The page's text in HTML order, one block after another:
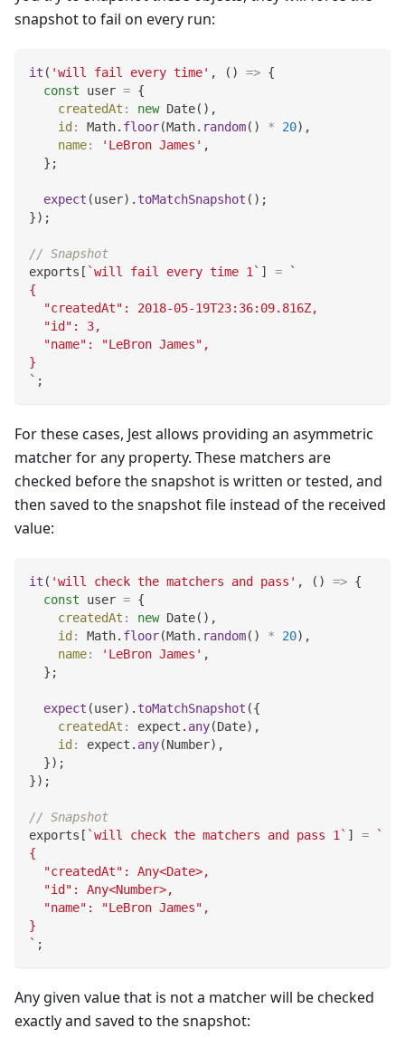
snapshot to fail on every run:
it ( 'will fail every time' , ( ) => {
const user = {
createdAt : new Date( ) ,
id : Math. floor(Math. random( ) * 20) ,
name: 'LeBron James' ,
} ;
expect (user) . toMatchSnapshot ( ) ;
}) ;
// Snapshot
exports [ `will fail every time 1 ` ] =
`
{
  "createdAt": 2018-05-19T23:36:09.816Z,
  "id": 3,
  "name": "LeBron James",
}
` ;
For these cases, Jest allows providing an asymmetric
matcher for any property. These matchers are
checked before the snapshot is written or tested, and
then saved to the snapshot file instead of the received
value:
it ( 'will check the matchers and pass' , ( ) => {
const user = {
createdAt : new Date( ) ,
id : Math. floor(Math. random( ) * 20) ,
name: 'LeBron James' ,
} ;
expect (user) . toMatchSnapshot ({
createdAt : expect . any(Date) ,
id : expect . any(Number) ,
}) ;
}) ;
// Snapshot
exports [ `will check the matchers and pass 1 ` ] =
`
{
  "createdAt": Any<Date>,
  "id": Any<Number>,
  "name": "LeBron James",
}
` ;
Any given value that is not a matcher will be checked
exactly and saved to the snapshot: